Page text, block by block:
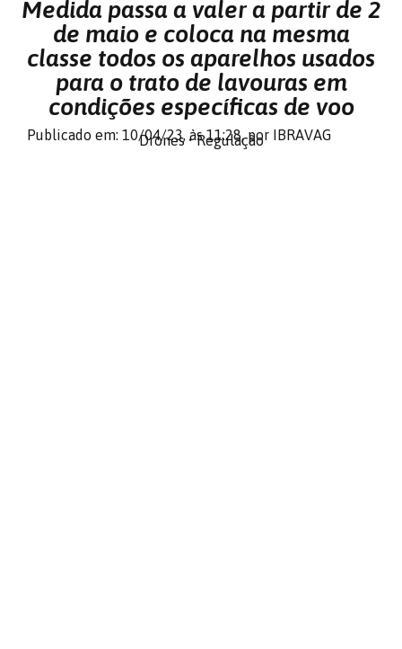
Medida passa a valer a partir de 2
de maio e coloca na mesma
classe todos os aparelhos usados
para o trato de lavouras em
condições específicas de voo
Publicado em: 10/04/23, às 11:28,por IBRAVAG
Drones•Regulação